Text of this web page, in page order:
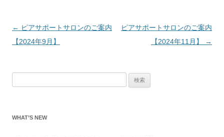
投
稿
← ピアサポートサロンのご案内
【2024年9月】
ピアサポートサロンのご案内
【2024年11月】
→
WHAT’S NEW